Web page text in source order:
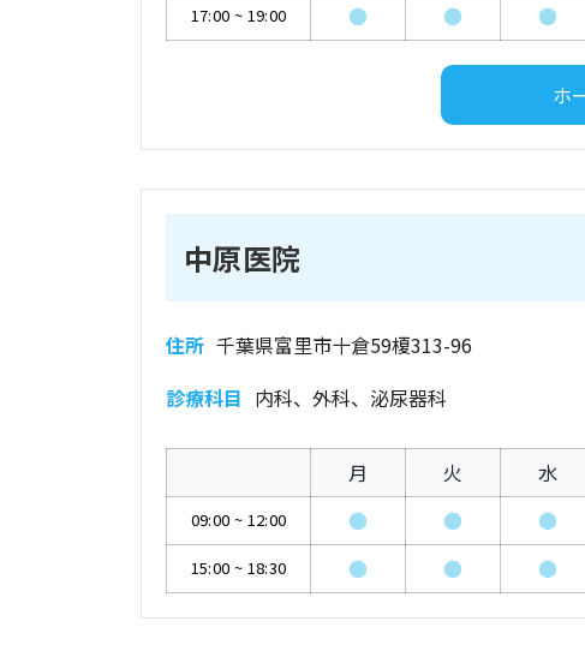
17:00 ~ 19:00 ● ● ●
ホ
中原医院
住所 千葉県富里市十倉59榎313-96
診療科目 内科、外科、泌尿器科
月 火 水
09:00 ~ 12:00 ● ● ●
15:00 ~ 18:30 ● ● ●